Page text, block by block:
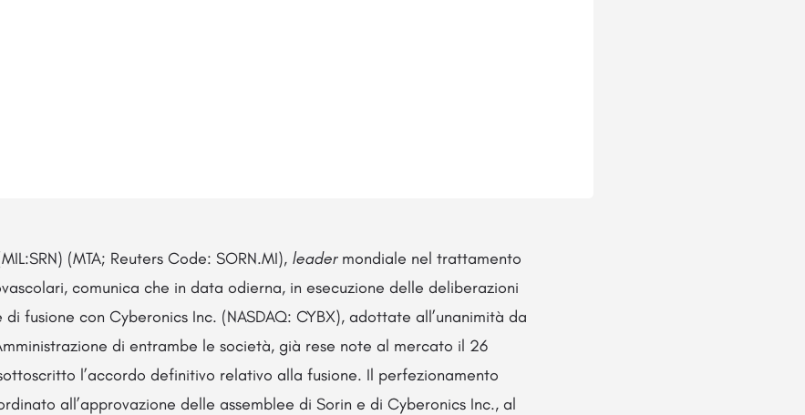
(MTA; Reuters Code: SORN.MI), leadermondiale nel trattamento
comunica che in data odierna, in esecuzione delle deliberazioni
fusione con Cyberonics Inc. (NASDAQ: CYBX), adottate all’unanimità da
di entrambe le società, già rese note al mercato il 26
l’accordo definitivo relativo alla fusione. Il perfezionamento
all’approvazione delle assemblee di Sorin e di Cyberonics Inc., al